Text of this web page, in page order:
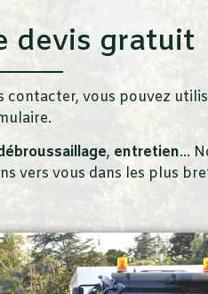
devis gratuit
contacter, vous pouvez
, entretien…
vers vous dans les plus